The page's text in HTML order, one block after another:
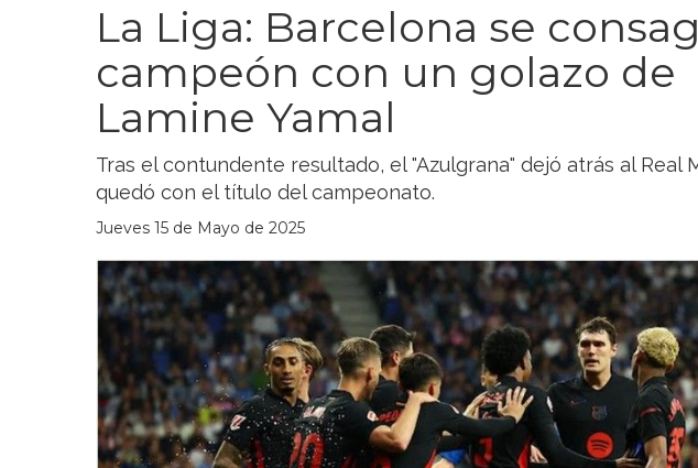
La Liga: Barcelona se
campeón con un golazo de
Lamine Yamal
Tras el contundente resultado, el "Azulgrana" dejó atrás al Real
quedó con el título del campeonato.
Jueves 15 de Mayo de 2025